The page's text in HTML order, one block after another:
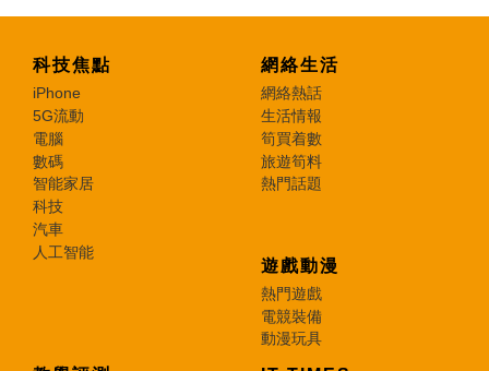
科技焦點
iPhone
5G流動
電腦
數碼
智能家居
科技
汽車
人工智能
網絡生活
網絡熱話
生活情報
筍買着數
旅遊筍料
熱門話題
遊戲動漫
熱門遊戲
電競裝備
動漫玩具